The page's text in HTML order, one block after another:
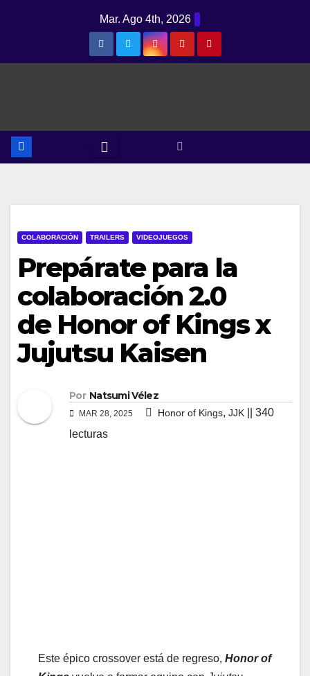
Mar. Ago 4th, 2026
COLABORACIÓN TRAILERS VIDEOJUEGOS
Prepárate para la
colaboración 2.0
de Honor of Kings x
Jujutsu Kaisen
Por Natsumi Vélez
MAR 28, 2025 Honor of Kings, JJK
|| 340
lecturas
Este épico crossover está de regreso, Honor of